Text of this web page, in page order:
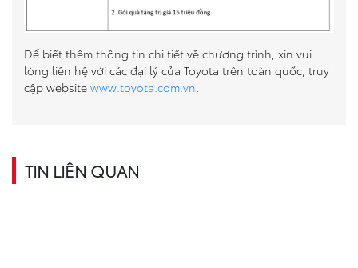
Để biết thêm thông tin chi tiết về chương trình, xin vui
lòng liên hệ với các đại lý của Toyota trên toàn quốc, truy
cập website www.toyota.com.vn.
TIN LIÊN QUAN